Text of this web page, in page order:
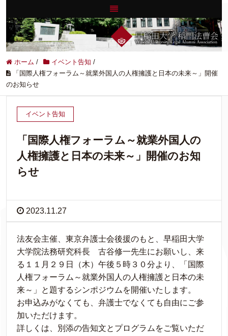
ホーム / イベント告知 /
「国際人権フォーラム～就業外国人の人権擁護と日本の未来～」開催
のお知らせ
イベント告知
「国際人権フォーラム～就業外国人の
人権擁護と日本の未来～」開催のお知
らせ
2023.11.27
法友会主催、東京弁護士会後援のもと、早稲田大学
大学院法務研究科長 古谷修一先生にお願いし、来
る１１月２９日（木）午後５時３０分より、「国際
人権フォーラム～就業外国人の人権擁護と日本の未
来～」と題するシンポジウムを開催いたします。
お申込みがなくても、弁護士でなくても自由にご参
加いただけます。
詳しくは、別添の告知文とプログラムをご覧いただ